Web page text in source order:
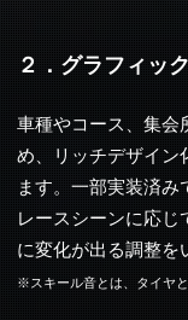
２．グラフィッ
車種やコース、集会
め、リッチデザイン
ます。一部実装済
レースシーンに応
に変化が出る調整を
※スキール音とは、タイヤ